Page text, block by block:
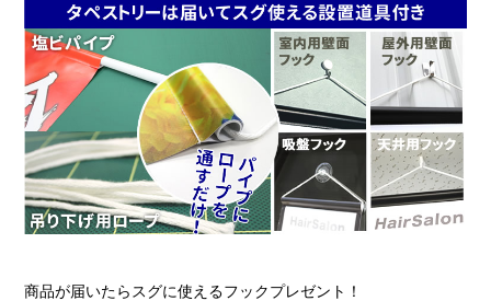
商品が届いたらスグに使えるフックプレゼント！